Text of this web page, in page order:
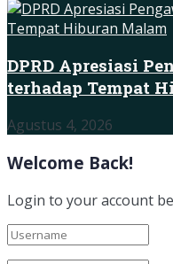
DPRD Apresiasi
terhadap Tempat
Agustus 4, 2026
Welcome Back!
Login to your account